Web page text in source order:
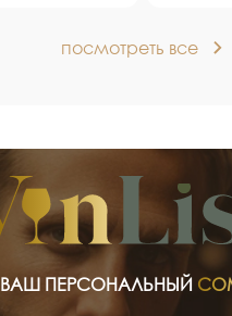
посмотреть все
ВАШ ПЕРСОНАЛЬНЫЙ